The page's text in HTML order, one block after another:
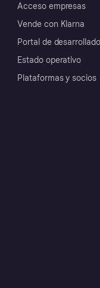
Acceso empresas
Vende con Klarna
Portal de
Estado operativo
Plataformas y socios